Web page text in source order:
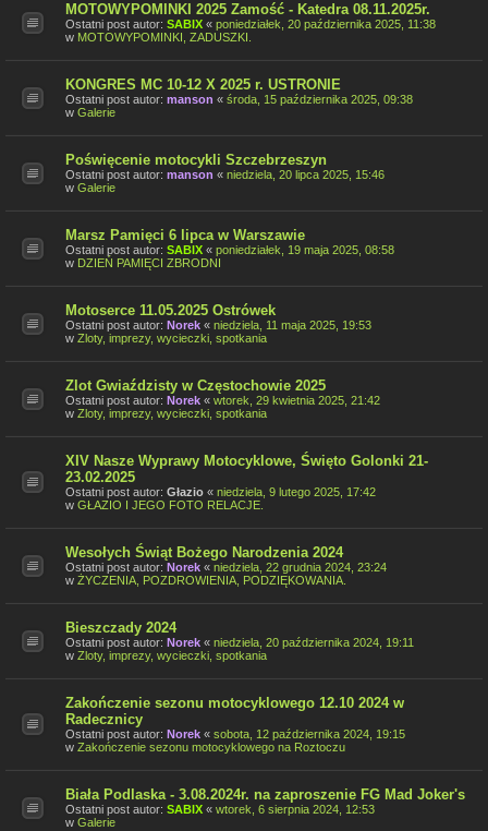
MOTOWYPOMINKI 2025 Zamość - Katedra 08.11.2025r.
Ostatni post autor: SABIX « poniedziałek, 20 października 2025, 11:38
w MOTOWYPOMINKI, ZADUSZKI.
KONGRES MC 10-12 X 2025 r. USTRONIE
Ostatni post autor: manson « środa, 15 października 2025, 09:38
w Galerie
Poświęcenie motocykli Szczebrzeszyn
Ostatni post autor: manson « niedziela, 20 lipca 2025, 15:46
w Galerie
Marsz Pamięci 6 lipca w Warszawie
Ostatni post autor: SABIX « poniedziałek, 19 maja 2025, 08:58
w DZIEŃ PAMIĘCI ZBRODNI
Motoserce 11.05.2025 Ostrówek
Ostatni post autor: Norek « niedziela, 11 maja 2025, 19:53
w Zloty, imprezy, wycieczki, spotkania
Zlot Gwiaździsty w Częstochowie 2025
Ostatni post autor: Norek « wtorek, 29 kwietnia 2025, 21:42
w Zloty, imprezy, wycieczki, spotkania
XIV Nasze Wyprawy Motocyklowe, Święto Golonki 21-
23.02.2025
Ostatni post autor: Głazio « niedziela, 9 lutego 2025, 17:42
w GŁAZIO I JEGO FOTO RELACJE.
Wesołych Świąt Bożego Narodzenia 2024
Ostatni post autor: Norek « niedziela, 22 grudnia 2024, 23:24
w ŻYCZENIA, POZDROWIENIA, PODZIĘKOWANIA.
Bieszczady 2024
Ostatni post autor: Norek « niedziela, 20 października 2024, 19:11
w Zloty, imprezy, wycieczki, spotkania
Zakończenie sezonu motocyklowego 12.10 2024 w
Radecznicy
Ostatni post autor: Norek « sobota, 12 października 2024, 19:15
w Zakończenie sezonu motocyklowego na Roztoczu
Biała Podlaska - 3.08.2024r. na zaproszenie FG Mad Joker's
Ostatni post autor: SABIX « wtorek, 6 sierpnia 2024, 12:53
w Galerie